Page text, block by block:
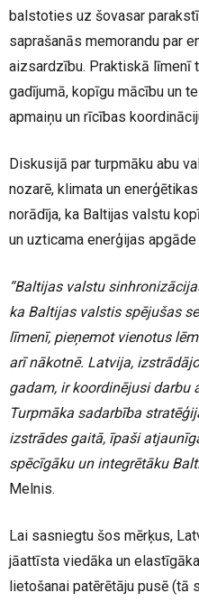
balstoties uz šovasar
saprašanās memorandu par
aizsardzību. Praktiskā līmenī
gadījumā, kopīgu mācību un
apmaiņu un rīcības
Diskusijā par turpmāku abu
nozarē, klimata un
norādīja, ka Baltijas valstu
un uzticama enerģijas
“Baltijas valstu
ka Baltijas valstis spējušas
līmenī, pieņemot vienotus
arī nākotnē. Latvija,
gadam, ir koordinējusi darbu
Turpmāka sadarbība
izstrādes gaitā, īpaši
spēcīgāku un integrētāku
Melnis.
Lai sasniegtu šos mērķus,
jāattīsta viedāka un
lietošanai patērētāju pusē (tā